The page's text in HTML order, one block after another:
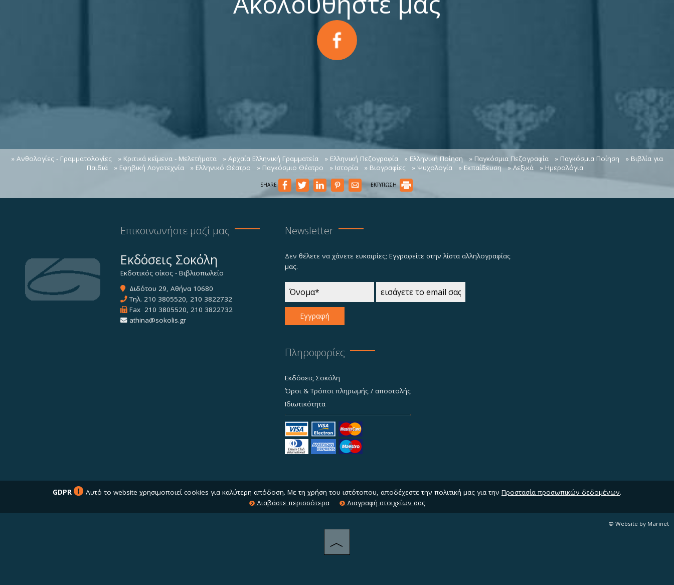
» Ανθολογίες - Γραμματολογίες » Κριτικά κείμενα - Μελετήματα » Αρχαία Ελληνική Γραμματεία » Ελληνική Πεζογραφία » Ελληνική Ποίηση » Παγκόσμια Πεζογραφία » Παγκόσμια Ποίηση
» Βιβλία για
Παιδιά
» Εφηβική Λογοτεχνία » Ελληνικό Θέατρο » Παγκόσμιο Θέατρο » Ιστορία » Βιογραφίες » Ψυχολογία » Εκπαίδευση » Λεξικά » Ημερολόγια
SHARE ΕΚΤΥΠΩΣΗ
Επικοινωνήστε μαζί μας
Εκδόσεις Σοκόλη
Εκδοτικός οίκος - Βιβλιοπωλείο
Διδότου 29, Αθήνα 10680
Τηλ. 210 3805520, 210 3822732
Fax 210 3805520, 210 3822732
athina@sokolis.gr
Newsletter
Δεν θέλετε να χάνετε ευκαιρίες; Εγγραφείτε στην λίστα αλληλογραφίας
μας.
Εγγραφή
Πληροφορίες
Εκδόσεις Σοκόλη
Όροι & Τρόποι πληρωμής / αποστολής
Ιδιωτικότητα
GDPR Αυτό το website χρησιμοποιεί cookies για καλύτερη απόδοση. Με τη χρήση του ιστότοπου, αποδέχεστε την πολιτική μας για την Προστασία προσωπικών δεδομένων.
Διαβάστε περισσότερα
Διαγραφή στοιχείων σας
© Website by Marinet
︿